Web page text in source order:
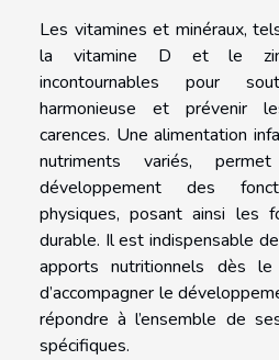
Les vitamines et minéraux,
la vitamine D et le
incontournables pour
harmonieuse et prévenir
carences. Une alimentation
nutriments variés,
développement des
physiques, posant ainsi les
durable. Il est indispensable
apports nutritionnels dès
d’accompagner le
répondre à l’ensemble de
spécifiques.